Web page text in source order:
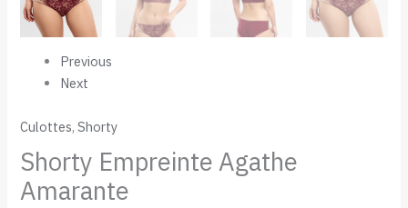
Previous
Next
Culottes,Shorty
Shorty Empreinte Agathe
Amarante